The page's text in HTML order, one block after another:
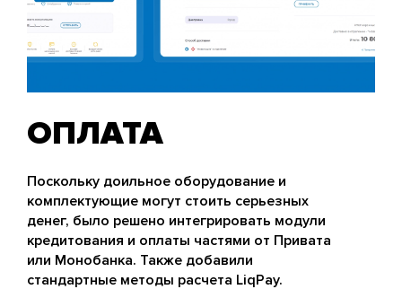
ОПЛАТА
Поскольку доильное оборудование и
комплектующие могут стоить серьезных
денег, было решено интегрировать модули
кредитования и оплаты частями от Привата
или Монобанка. Также добавили
стандартные методы расчета LiqPay.